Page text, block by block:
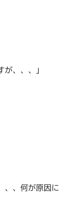
が、、、」
、、何が原因に